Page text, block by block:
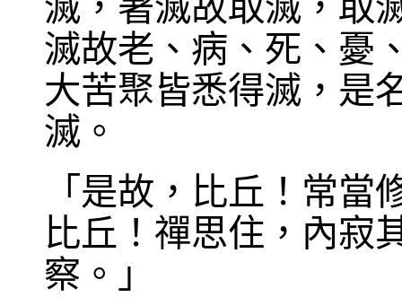
滅，著滅故取滅，取
滅故老、病、死、憂
大苦聚皆悉得滅，是
滅。
「是故，比丘！常
比丘！禪思住，內寂
察。」